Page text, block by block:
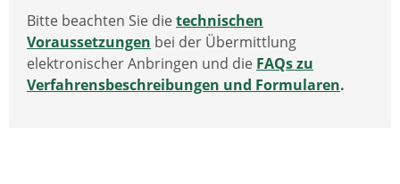
Bitte beachten Sie die technischen
Voraussetzungen bei der Übermittlung
elektronischer Anbringen und die FAQs zu
Verfahrensbeschreibungen und Formularen.